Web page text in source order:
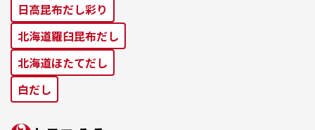
⽇⾼昆布だし彩り
北海道羅⾅昆布だし
北海道ほたてだし
⽩だし